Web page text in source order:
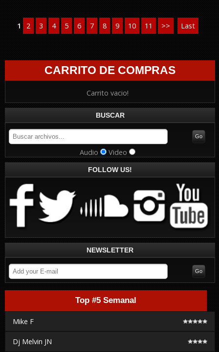
1 2 3 4 5 6 7 8 9 10 11 >> Last
CARRITO DE COMPRAS
Carrito vacio!
BUSCAR
Audio Video
FOLLOW US!
NEWSLETTER
Top #5 Semanal
Mike F
Dj Melvin JN